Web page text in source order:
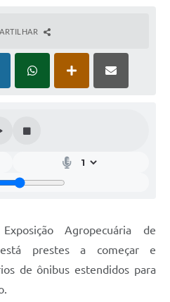
Agropecuária de
está prestes a começar e
de ônibus estendidos para